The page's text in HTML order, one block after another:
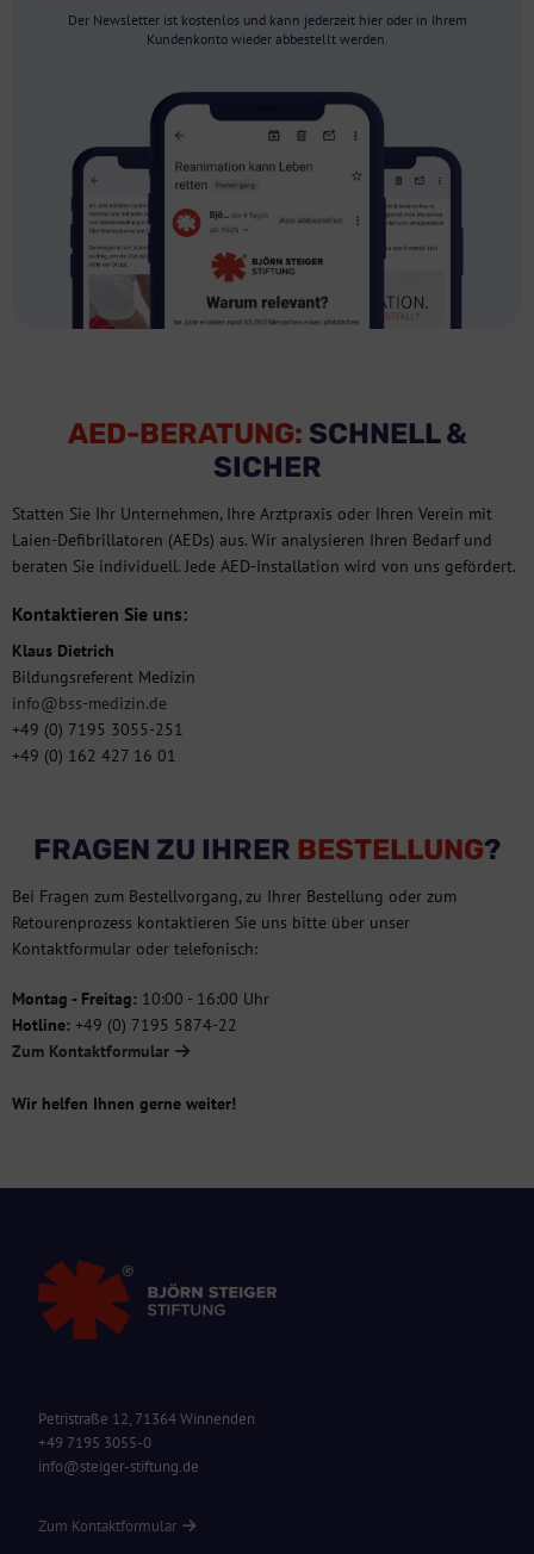
Der Newsletter ist kostenlos und kann jederzeit hier oder in Ihrem
Kundenkonto wieder abbestellt werden.
AED-BERATUNG: SCHNELL &
SICHER
Statten Sie Ihr Unternehmen, Ihre Arztpraxis oder Ihren Verein mit
Laien-Defibrillatoren (AEDs) aus. Wir analysieren Ihren Bedarf und
beraten Sie individuell. Jede AED-Installation wird von uns gefördert.
Kontaktieren Sie uns:
Klaus Dietrich
Bildungsreferent Medizin
info@bss-medizin.de
+49 (0) 7195 3055-251
+49 (0) 162 427 16 01
FRAGEN ZU IHRER BESTELLUNG?
Bei Fragen zum Bestellvorgang, zu Ihrer Bestellung oder zum
Retourenprozess kontaktieren Sie uns bitte über unser
Kontaktformular oder telefonisch:
Montag - Freitag: 10:00 - 16:00 Uhr
Hotline: +49 (0) 7195 5874-22
Zum Kontaktformular
Wir helfen Ihnen gerne weiter!
Petristraße 12, 71364 Winnenden
+49 7195 3055-0
info@steiger-stiftung.de
Zum Kontaktformular